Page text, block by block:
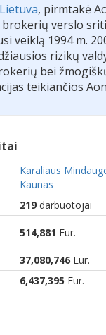
Lietuva, pirmtakė
verslo
veiklą 1994 m.
rizikų
bei
teikiančios
Karaliaus
Kaunas
219 darbuotojai
514,881 Eur.
37,080,746 Eur.
6,437,395 Eur.